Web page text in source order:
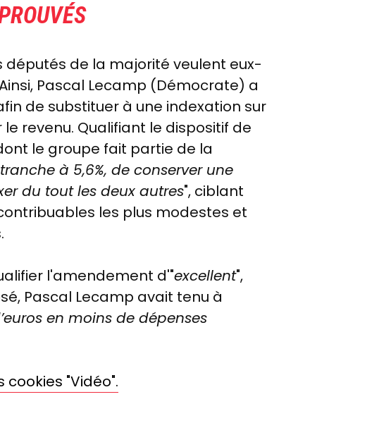
députés de la majorité veulent eux-
Pascal Lecamp (Démocrate) a
de substituer à une indexation sur
le revenu. Qualifiant le dispositif de
le groupe fait partie de la
à 5,6%, de conserver une
du tout les deux autres", ciblant
les plus modestes et
l'amendement d'"excellent",
Pascal Lecamp avait tenu à
en moins de dépenses
"Vidéo".